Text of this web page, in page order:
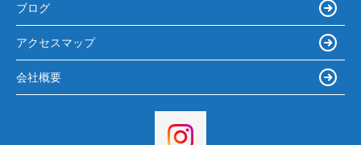
ブログ
アクセスマップ
会社概要